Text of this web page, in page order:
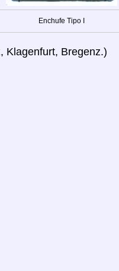
Enchufe Tipo I
Klagenfurt, Bregenz.)